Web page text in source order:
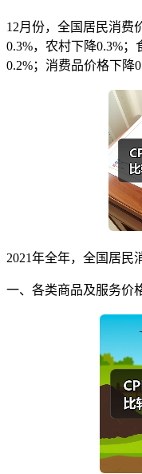
12月份，全国居民消费
0.3%，农村下降0.3%
0.2%；消费品价格下降
2021年全年，全国居民
一、各类商品及服务价